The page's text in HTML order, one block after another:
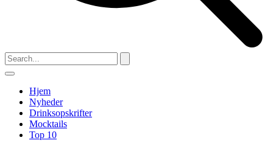
Hjem
Nyheder
Drinksopskrifter
Mocktails
Top 10